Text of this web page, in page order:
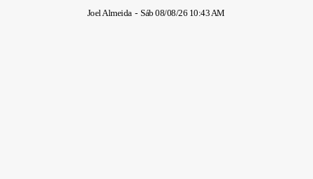
Joel Almeida - Sáb 08/08/26 10:43 AM